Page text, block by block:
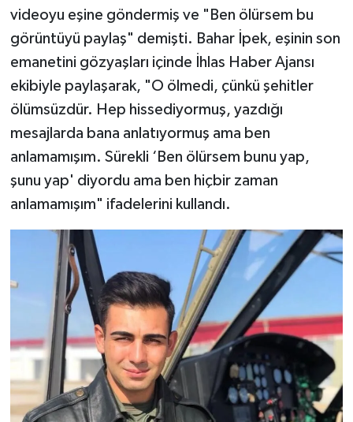
videoyu eşine göndermiş ve "Ben ölürsem bu
görüntüyü paylaş" demişti. Bahar İpek, eşinin son
emanetini gözyaşları içinde İhlas Haber Ajansı
ekibiyle paylaşarak, "O ölmedi, çünkü şehitler
ölümsüzdür. Hep hissediyormuş, yazdığı
mesajlarda bana anlatıyormuş ama ben
anlamamışım. Sürekli ‘Ben ölürsem bunu yap,
şunu yap' diyordu ama ben hiçbir zaman
anlamamışım" ifadelerini kullandı.